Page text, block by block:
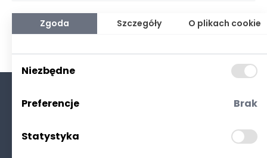
ryzyko tych problemów. Warto zacząć od zrozumienia, jak
funkcjonuje technologia druku laserowego oraz jak tonery
wpływają na końcowy efekt.
Polityka prywatności
Zgoda Szczegóły O plikach cookie
Niezbędne
Preferencje Brak
Statystyka